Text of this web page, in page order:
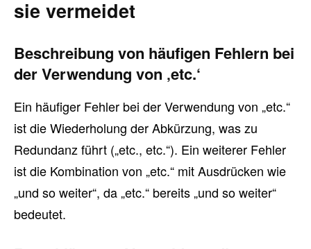
sie vermeidet
Beschreibung von häufigen Fehlern bei
der Verwendung von ‚etc.‘
Ein häufiger Fehler bei der Verwendung von „etc.“
ist die Wiederholung der Abkürzung, was zu
Redundanz führt („etc., etc.“). Ein weiterer Fehler
ist die Kombination von „etc.“ mit Ausdrücken wie
„und so weiter“, da „etc.“ bereits „und so weiter“
bedeutet.